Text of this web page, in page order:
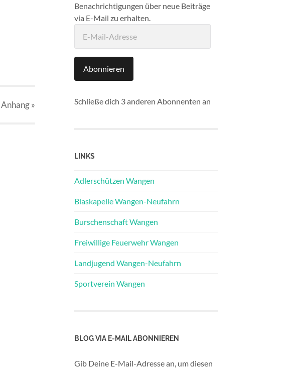
Anhang»
Benachrichtigungen über neue Beiträge
via E-Mail zu erhalten.
Mail-
Abonnieren
Schließe dich 3 anderen Abonnenten an
LINKS
Adlerschützen Wangen
Blaskapelle Wangen-Neufahrn
Burschenschaft Wangen
Freiwillige Feuerwehr Wangen
Landjugend Wangen-Neufahrn
Sportverein Wangen
BLOG VIA E-MAIL ABONNIEREN
Gib Deine E-Mail-Adresse an, um diesen